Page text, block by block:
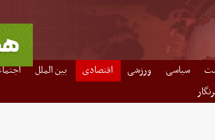
سیاسی ورزشی اقتصادی بین الملل